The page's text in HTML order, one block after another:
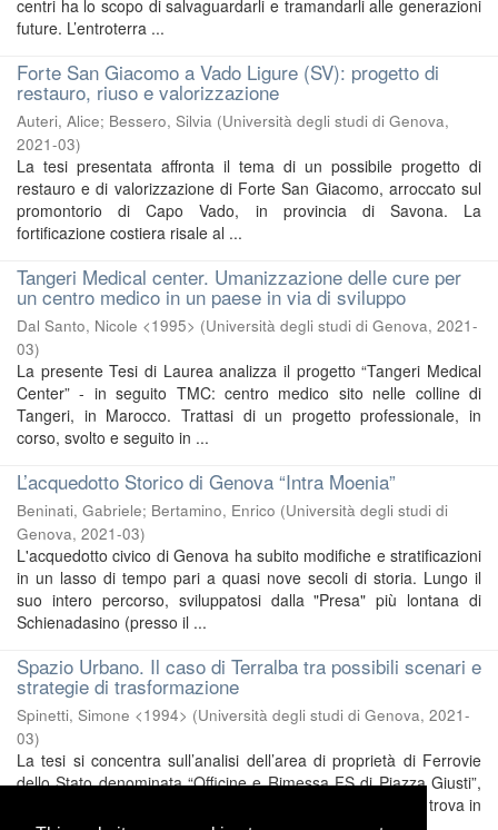
centri ha lo scopo di salvaguardarli e tramandarli alle generazioni
future. L’entroterra ...
Forte San Giacomo a Vado Ligure (SV): progetto di
restauro, riuso e valorizzazione
Auteri, Alice; Bessero, Silvia (Università degli studi di Genova,
2021-03)
La tesi presentata affronta il tema di un possibile progetto di
restauro e di valorizzazione di Forte San Giacomo, arroccato sul
promontorio di Capo Vado, in provincia di Savona. La
fortificazione costiera risale al ...
Tangeri Medical center. Umanizzazione delle cure per
un centro medico in un paese in via di sviluppo
Dal Santo, Nicole <1995> (Università degli studi di Genova, 2021-
03)
La presente Tesi di Laurea analizza il progetto “Tangeri Medical
Center” - in seguito TMC: centro medico sito nelle colline di
Tangeri, in Marocco. Trattasi di un progetto professionale, in
corso, svolto e seguito in ...
L’acquedotto Storico di Genova “Intra Moenia”
Beninati, Gabriele; Bertamino, Enrico (Università degli studi di
Genova, 2021-03)
L'acquedotto civico di Genova ha subito modifiche e stratificazioni
in un lasso di tempo pari a quasi nove secoli di storia. Lungo il
suo intero percorso, sviluppatosi dalla "Presa" più lontana di
Schienadasino (presso il ...
Spazio Urbano. Il caso di Terralba tra possibili scenari e
strategie di trasformazione
Spinetti, Simone <1994> (Università degli studi di Genova, 2021-
03)
La tesi si concentra sull’analisi dell’area di proprietà di Ferrovie
dello Stato denominata “Officine e Rimessa FS di Piazza Giusti”,
collocata nel quartiere di San Fruttuoso di Genova, che si trova in